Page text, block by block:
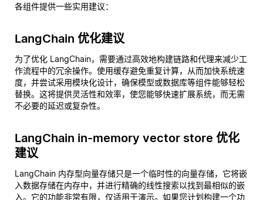
各组件提供一些实用建议：
LangChain 优化建议
为了优化 LangChain，需要通过高效地构建链路和代理来减少工
作流程中的冗余操作。使用缓存避免重复计算，从而加快系统速
度，并尝试采用模块化设计，确保模型或数据库等组件能够轻松
替换。这将提供灵活性和效率，使您能够快速扩展系统，而无需
不必要的延迟或复杂性。
LangChain in-memory vector store 优化
建议
LangChain 内存型向量存储只是一个临时性的向量存储，它将嵌
入数据存储在内存中，并进行精确的线性搜索以找到最相似的嵌
入。它的功能非常有限，仅适用于演示。如果您计划构建一个功